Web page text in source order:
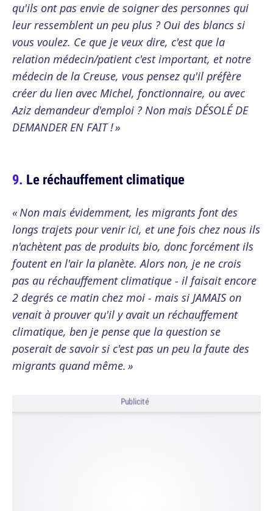
qu'ils ont pas envie de soigner des personnes qui
leur ressemblent un peu plus ? Oui des blancs si
vous voulez. Ce que je veux dire, c'est que la
relation médecin/patient c'est important, et notre
médecin de la Creuse, vous pensez qu'il préfère
créer du lien avec Michel, fonctionnaire, ou avec
Aziz demandeur d'emploi ? Non mais DÉSOLÉ DE
DEMANDER EN FAIT ! »
Le réchauffement climatique
« Non mais évidemment, les migrants font des
longs trajets pour venir ici, et une fois chez nous ils
n'achètent pas de produits bio, donc forcément ils
foutent en l'air la planète. Alors non, je ne crois
pas au réchauffement climatique - il faisait encore
2 degrés ce matin chez moi - mais si JAMAIS on
venait à prouver qu'il y avait un réchauffement
climatique, ben je pense que la question se
poserait de savoir si c'est pas un peu la faute des
migrants quand même. »
Publicité